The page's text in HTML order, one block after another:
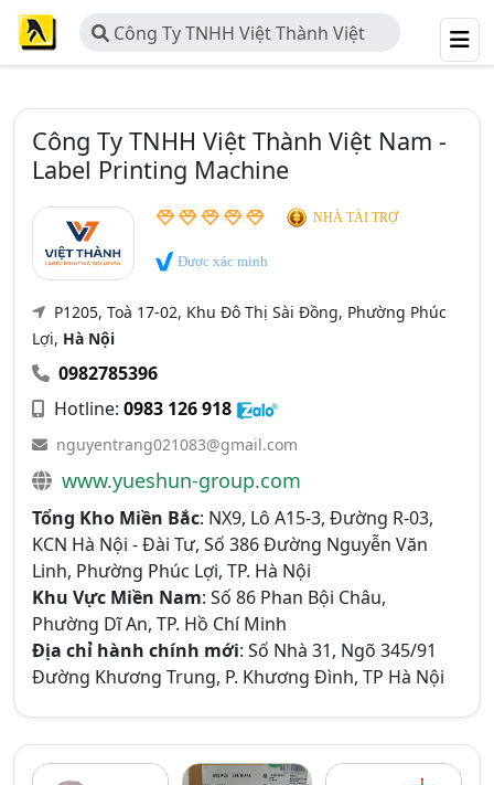
Công Ty TNHH Việt Thành Việt
Nam - Label Printing Machine
Công Ty TNHH Việt Thành Việt Nam -
Label Printing Machine
NHÀ TÀI TRỢ
Được xác minh
P1205, Toà 17-02, Khu Đô Thị Sài Đồng, Phường Phúc
Lợi, Hà Nội
0982785396
Hotline: 0983 126 918
nguyentrang021083@gmail.com
www.yueshun-group.com
Tổng Kho Miền Bắc: NX9, Lô A15-3, Đường R-03,
KCN Hà Nội - Đài Tư, Số 386 Đường Nguyễn Văn
Linh, Phường Phúc Lợi, TP. Hà Nội
Khu Vực Miền Nam: Số 86 Phan Bội Châu,
Phường Dĩ An, TP. Hồ Chí Minh
Địa chỉ hành chính mới: Số Nhà 31, Ngõ 345/91
Đường Khương Trung, P. Khương Đình, TP Hà Nội